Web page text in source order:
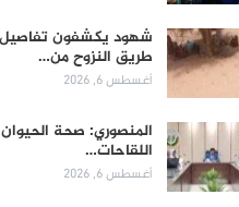
طريق النزوح من…
أغسطس 6, 2026
المنصوري: صحة
اللقاحات…
أغسطس 6, 2026